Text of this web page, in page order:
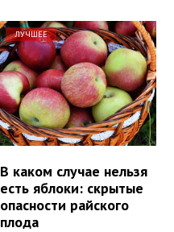
ЛУЧШЕЕ
В каком случае нельзя
есть яблоки: скрытые
опасности райского
плода